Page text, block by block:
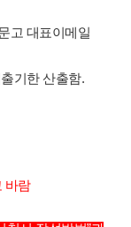
고 대표이메일
기한 산출함.
바람